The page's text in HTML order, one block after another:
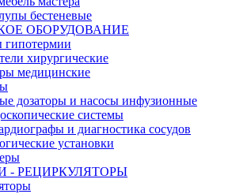
бестеневые
ОБОРУДОВАНИЕ
гипотермии
хирургические
медицинские
дозаторы и насосы инфузионные
системы
и диагностика сосудов
установки
- РЕЦИРКУЛЯТОРЫ